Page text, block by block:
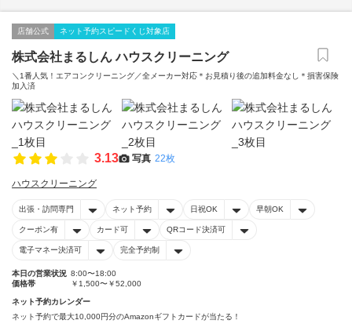
店舗公式 ネット予約スピードくじ対象店
株式会社まるしん ハウスクリーニング
＼1番人気！エアコンクリーニング／全メーカー対応＊お見積り後の追加料金なし＊損害保険
加入済
3.13 写真 22枚
ハウスクリーニング
出張・訪問専門 ネット予約 日祝OK 早朝OK
クーポン有 カード可 QRコード決済可
電子マネー決済可 完全予約制
本日の営業状況 8:00〜18:00
価格帯
￥1,500〜￥52,000
ネット予約カレンダー
ネット予約で最大10,000円分のAmazonギフトカードが当たる！